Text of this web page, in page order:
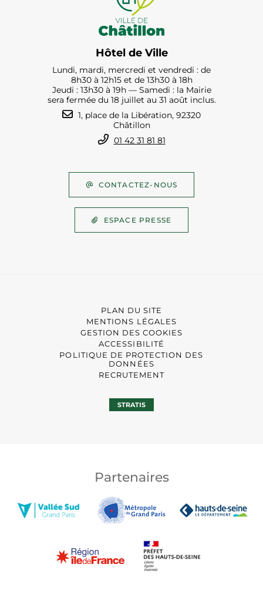
Hôtel de Ville
Lundi, mardi, mercredi et vendredi : de
8h30 à 12h15 et de 13h30 à 18h
Jeudi : 13h30 à 19h — Samedi : la Mairie
sera fermée du 18 juillet au 31 août inclus.
1, place de la Libération, 92320
Châtillon
01 42 31 81 81
CONTACTEZ-NOUS
ESPACE PRESSE
PLAN DU SITE
MENTIONS LÉGALES
GESTION DES COOKIES
ACCESSIBILITÉ
POLITIQUE DE PROTECTION DES
DONNÉES
RECRUTEMENT
STRATIS
Partenaires